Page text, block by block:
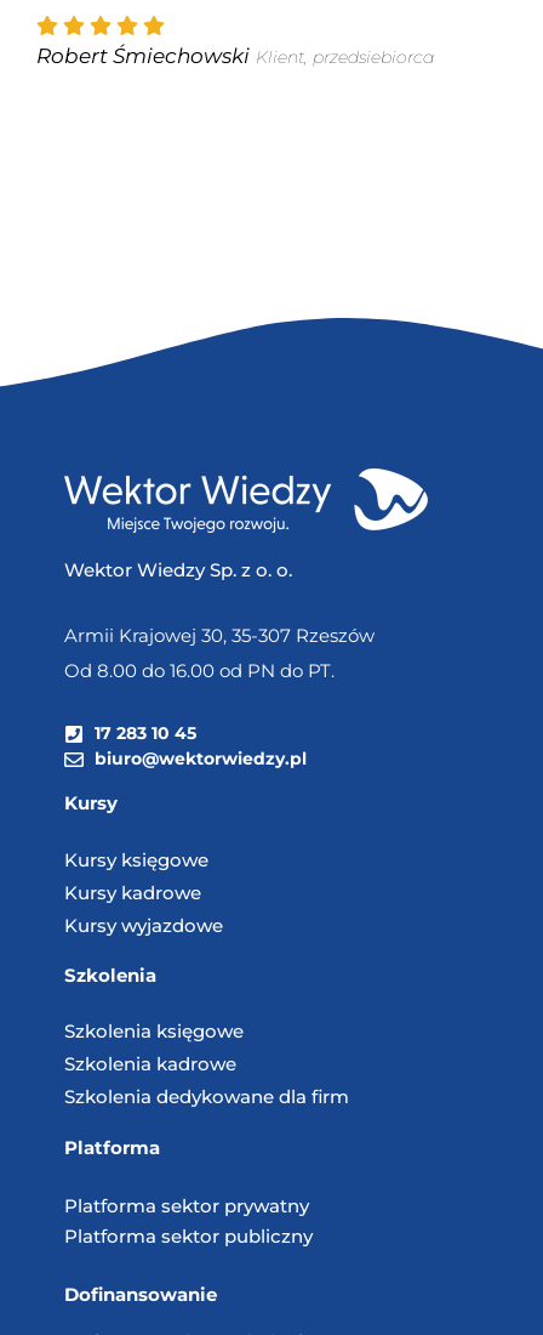
Robert Śmiechowski Klient, przedsiebiorca
Wektor Wiedzy Sp. z o. o.
Armii Krajowej 30, 35-307 Rzeszów
Od 8.00 do 16.00 od PN do PT.
17 283 10 45
biuro@wektorwiedzy.pl
Kursy
Kursy księgowe
Kursy kadrowe
Kursy wyjazdowe
Szkolenia
Szkolenia księgowe
Szkolenia kadrowe
Szkolenia dedykowane dla firm
Platforma
Platforma sektor prywatny
Platforma sektor publiczny
Dofinansowanie